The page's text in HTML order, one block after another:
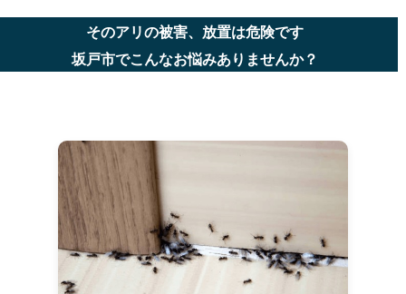
そのアリの被害、放置は危険です
坂戸市でこんなお悩みありませんか？